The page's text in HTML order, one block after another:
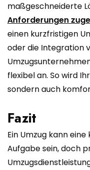
maßgeschneiderte
Anforderungen
einen kurzfristigen
oder die Integration
flexibel an. So wird
sondern auch
Fazit
Ein Umzug kann
Aufgabe sein, doch